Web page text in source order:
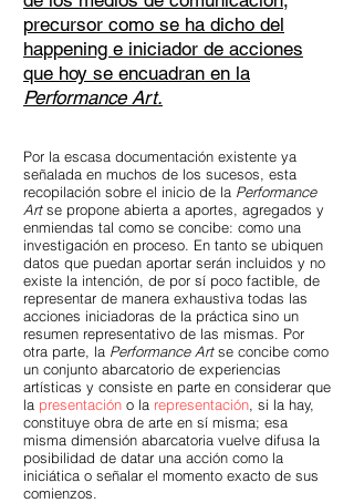
precursor como se ha dicho del
happening e iniciador de acciones
que hoy se encuadran en la
Performance Art.
Por la escasa documentación existente ya
señalada en muchos de los sucesos, esta
recopilación sobre el inicio de la Performance
Artse propone abierta a aportes, agregados y
enmiendas tal como se concibe: como una
investigación en proceso. En tanto se ubiquen
datos que puedan aportar serán incluidos y no
existe la intención, de por sí poco factible, de
representar de manera exhaustiva todas las
acciones iniciadoras de la práctica sino un
resumen representativo de las mismas. Por
otra parte, la Performance Artse concibe como
un conjunto abarcatorio de experiencias
artísticas y consiste en parte en considerar que
la presentación o la representación, si la hay,
constituye obra de arte en sí misma; esa
misma dimensión abarcatoria vuelve difusa la
posibilidad de datar una acción como la
iniciática o señalar el momento exacto de sus
comienzos.